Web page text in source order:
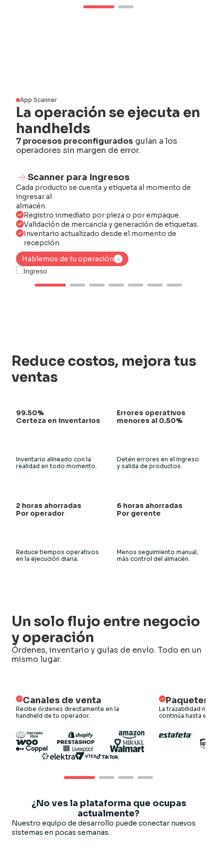
App Scanner
La operación se ejecuta en
handhelds
7 procesos preconfigurados guían a los
operadores sin margen de error.
Scanner para Ingresos
Cada producto se cuenta y etiqueta al momento de
ingresar al
almacén.
Registro inmediato por pieza o por empaque.
Validación de mercancía y generación de etiquetas.
Inventario actualizado desde el momento de
recepción.
Hablemos de tu operación
Hablemos de tu operación
Reduce costos, mejora tus
ventas
99.50%
Certeza en inventarios
Inventario alineado con la
realidad en todo momento.
Errores operativos
menores al 0.50%
Detén errores en el ingreso
y salida de productos.
2 horas ahorradas
Por operador
Reduce tiempos operativos
en la ejecución diaria.
6 horas ahorradas
Por gerente
Menos seguimiento manual,
más control del almacén.
Un solo flujo entre negocio
y operación
Órdenes, inventario y guías de envío. Todo en un
mismo lugar.
Canales de venta
Recibe órdenes directamente en la
handheld de tu operador.
La trazabilidad no
continúa hasta el
¿No ves la plataforma que ocupas
actualmente?
Nuestro equipo de desarrollo puede conectar nuevos
sistemas en pocas semanas.